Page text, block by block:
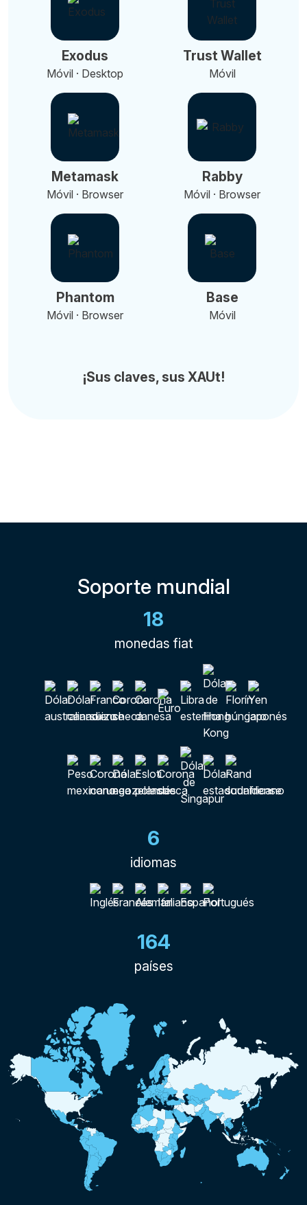
Exodus
Móvil · Desktop
Trust Wallet
Móvil
Metamask
Móvil · Browser
Rabby
Móvil · Browser
Phantom
Móvil · Browser
Base
Móvil
¡Sus claves, sus XAUt!
Soporte mundial
18
monedas fiat
6
idiomas
164
países